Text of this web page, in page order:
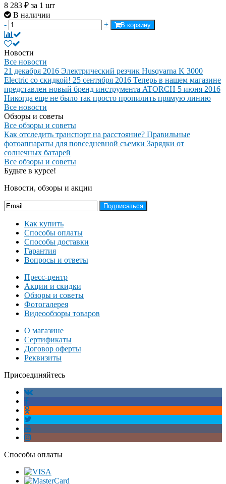
8 283 ₽ за 1 шт
В наличии
-
+ В корзину
Новости
Все новости
21 декабря 2016 Электрический резчик Husqvarna K 3000
Electric со скидкой! 25 сентября 2016 Теперь в нашем магазине
представлен новый бренд инструмента ATORCH 5 июня 2016
Никогда еще не было так просто пропилить прямую линию
Все новости
Обзоры и советы
Все обзоры и советы
Как отследить транспорт на расстояние? Правильные
фотоаппараты для повседневной съемки Зарядки от
солнечных батарей
Все обзоры и советы
Будьте в курсе!
Новости, обзоры и акции
Подписаться
Как купить
Способы оплаты
Способы доставки
Гарантия
Вопросы и ответы
Пресс-центр
Акции и скидки
Обзоры и советы
Фотогалерея
Видеообзоры товаров
О магазине
Сертификаты
Договор оферты
Реквизиты
Присоединяйтесь
Способы оплаты